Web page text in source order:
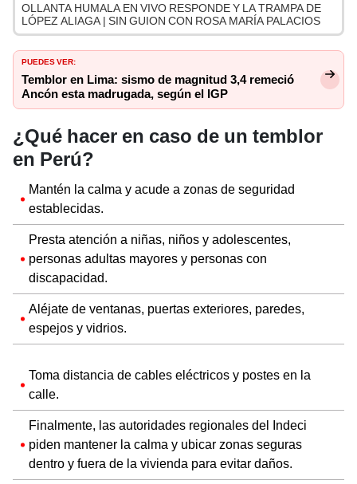
OLLANTA HUMALA EN VIVO RESPONDE Y LA TRAMPA DE
LÓPEZ ALIAGA | SIN GUION CON ROSA MARÍA PALACIOS
PUEDES VER:
Temblor en Lima: sismo de magnitud 3,4 remeció
Ancón esta madrugada, según el IGP
¿Qué hacer en caso de un temblor
en Perú?
Mantén la calma y acude a zonas de seguridad
establecidas.
Presta atención a niñas, niños y adolescentes,
personas adultas mayores y personas con
discapacidad.
Aléjate de ventanas, puertas exteriores, paredes,
espejos y vidrios.
Toma distancia de cables eléctricos y postes en la
calle.
Finalmente, las autoridades regionales del Indeci
piden mantener la calma y ubicar zonas seguras
dentro y fuera de la vivienda para evitar daños.